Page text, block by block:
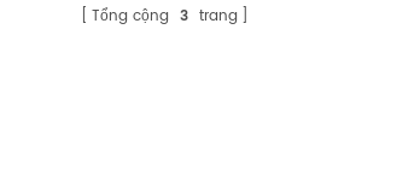
Tổng cộng 3 trang